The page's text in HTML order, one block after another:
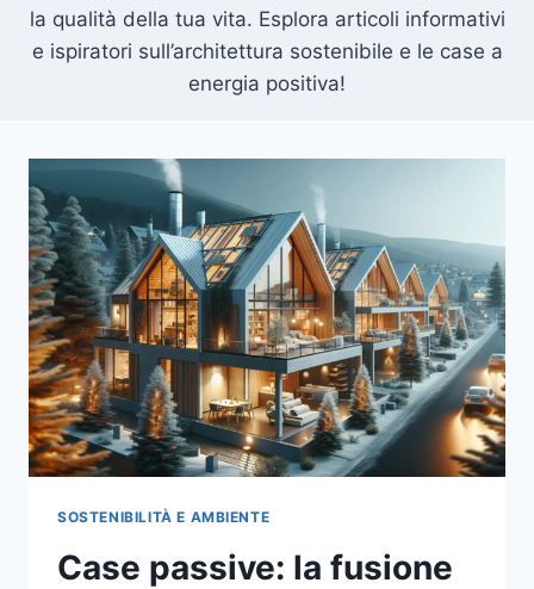
la qualità della tua vita. Esplora articoli informativi
e ispiratori sull’architettura sostenibile e le case a
energia positiva!
SOSTENIBILITÀ E AMBIENTE
Case passive: la fusione